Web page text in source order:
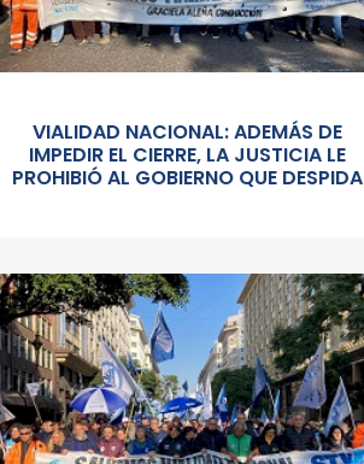
VIALIDAD NACIONAL: ADEMÁS DE
IMPEDIR EL CIERRE, LA JUSTICIA LE
PROHIBIÓ AL GOBIERNO QUE DESPIDA